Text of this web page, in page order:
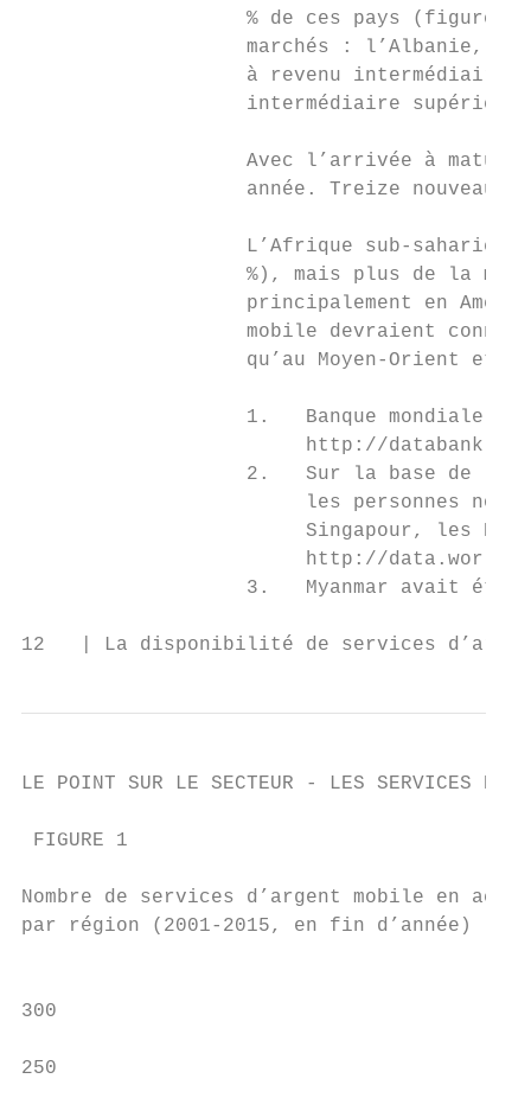
% de ces pays (figure
marchés : l’Albanie,
à revenu intermédiaire
                   intermédiaire supérieur.
Avec l’arrivée à
année. Treize nouveaux
L’Afrique sub-
%), mais plus de la
principalement en
mobile devraient
qu’au Moyen-Orient et
1.   Banque mondiale,
http://
2.   Sur la base de la
les personnes non
Singapour, les
http://
3.   Myanmar avait été
12   | La disponibilité de services
LE POINT SUR LE SECTEUR - LES SERVICES
FIGURE 1
Nombre de services d’argent mobile en
par région (2001-2015, en fin d’année)
300
250